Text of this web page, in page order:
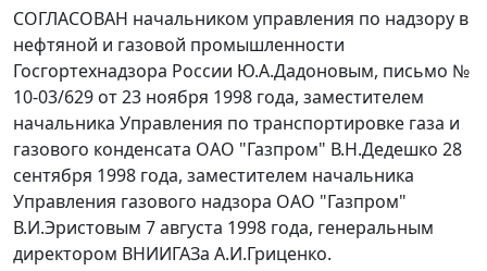
СОГЛАСОВАН начальником управления по надзору в
нефтяной и газовой промышленности
Госгортехнадзора России Ю.А.Дадоновым, письмо №
10-03/629 от 23 ноября 1998 года, заместителем
начальника Управления по транспортировке газа и
газового конденсата ОАО "Газпром" В.Н.Дедешко 28
сентября 1998 года, заместителем начальника
Управления газового надзора ОАО "Газпром"
В.И.Эристовым 7 августа 1998 года, генеральным
директором ВНИИГАЗа А.И.Гриценко.